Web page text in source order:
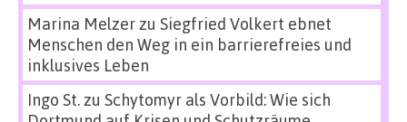
Marina Melzerzu Siegfried Volkert ebnet
Menschen den Weg in ein barrierefreies und
inklusives Leben
Ingo St.zu Schytomyr als Vorbild: Wie sich